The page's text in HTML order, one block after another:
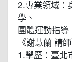
2.專業領域：
學、
團體運動指
《謝慧蘭 講師
1.學歷：臺北